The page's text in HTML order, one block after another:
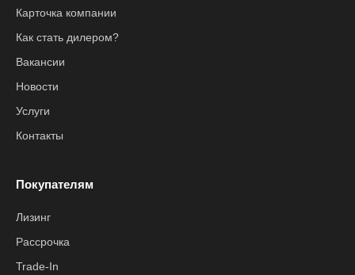
Карточка компании
Как стать дилером?
Вакансии
Новости
Услуги
Контакты
Покупателям
Лизинг
Рассрочка
Trade-In